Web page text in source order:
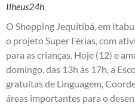
Ilheus24h
O Shopping Jequitibá, em
o projeto Super Férias, com
para as crianças. Hoje (12) e
domingo, das 13h às 17h, a
gratuitas de Linguagem,
áreas importantes para o